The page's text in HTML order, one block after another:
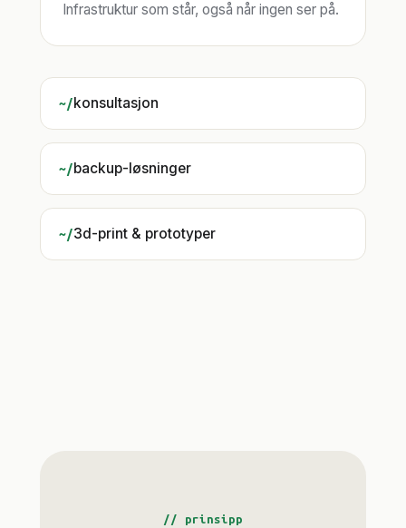
Infrastruktur som står, også når ingen ser på.
konsultasjon
backup-løsninger
3d-print & prototyper
// prinsipp